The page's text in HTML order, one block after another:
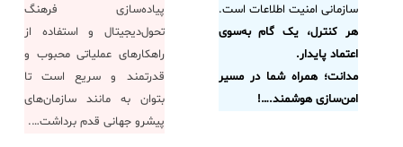
سازمانی امنیت اطلاعات است.
هر کنترل، یک گام به‌سوی
اعتماد پایدار.
مدانت؛ همراه شما در مسیر
امن‌سازی هوشمند.…!
پیاده‌سازی فرهنگ
تحول‌دیجیتال و استفاده از
راهکارهای عملیاتی محبوب و
قدرتمند و سریع است تا
بتوان به مانند سازمان‌های
پیشرو جهانی قدم برداشت….
سلف سرویس کاربران
سامانه مدیریت دارایی‌ها [Asset Explorer]
سامانه مدیریت پشتیبانی مشتریان